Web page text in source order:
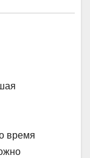
время